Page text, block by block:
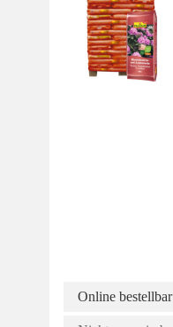
Online bestellbar